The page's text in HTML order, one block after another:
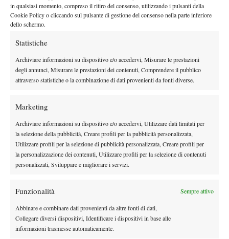
in qualsiasi momento, compreso il ritiro del consenso, utilizzando i pulsanti della
Cookie Policy o cliccando sul pulsante di gestione del consenso nella parte inferiore
dello schermo.
Statistiche
Archiviare informazioni su dispositivo e/o accedervi, Misurare le prestazioni
degli annunci, Misurare le prestazioni dei contenuti, Comprendere il pubblico
attraverso statistiche o la combinazione di dati provenienti da fonti diverse.
Marketing
Archiviare informazioni su dispositivo e/o accedervi, Utilizzare dati limitati per
la selezione della pubblicità, Creare profili per la pubblicità personalizzata,
Utilizzare profili per la selezione di pubblicità personalizzata, Creare profili per
la personalizzazione dei contenuti, Utilizzare profili per la selezione di contenuti
personalizzati, Sviluppare e migliorare i servizi.
Funzionalità Sempre attivo
Abbinare e combinare dati provenienti da altre fonti di dati,
Collegare diversi dispositivi, Identificare i dispositivi in base alle
informazioni trasmesse automaticamente.
Atp News
Auger-Aliassime: “Bisogna rendere i
Monfils sfida il tempo: a quasi 40 anni entra
nella storia dell’Open del Canada
Atp News
orari e ordine di gioco di martedì 4 agosto
con Cobolli in campo
Atp News